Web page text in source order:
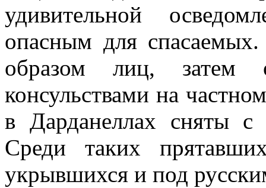
удивительной
опасным для
образом лиц, затем
консульствами на
в Дарданеллах сняты с
Среди таких
укрывшихся и под